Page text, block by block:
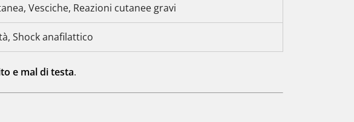
Vesciche, Reazioni cutanee gravi
Shock anafilattico
e mal di testa.